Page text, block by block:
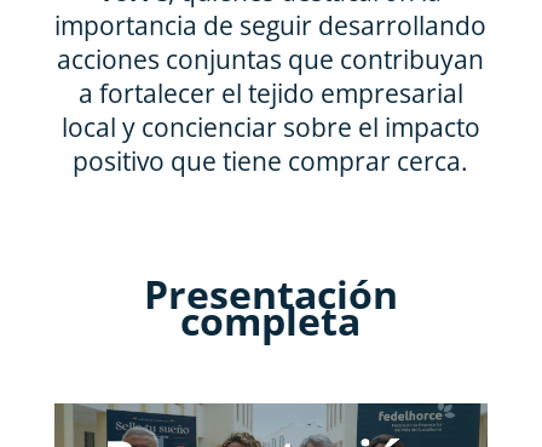
importancia de seguir desarrollando
acciones conjuntas que contribuyan
a fortalecer el tejido empresarial
local y concienciar sobre el impacto
positivo que tiene comprar cerca.
Presentación
completa